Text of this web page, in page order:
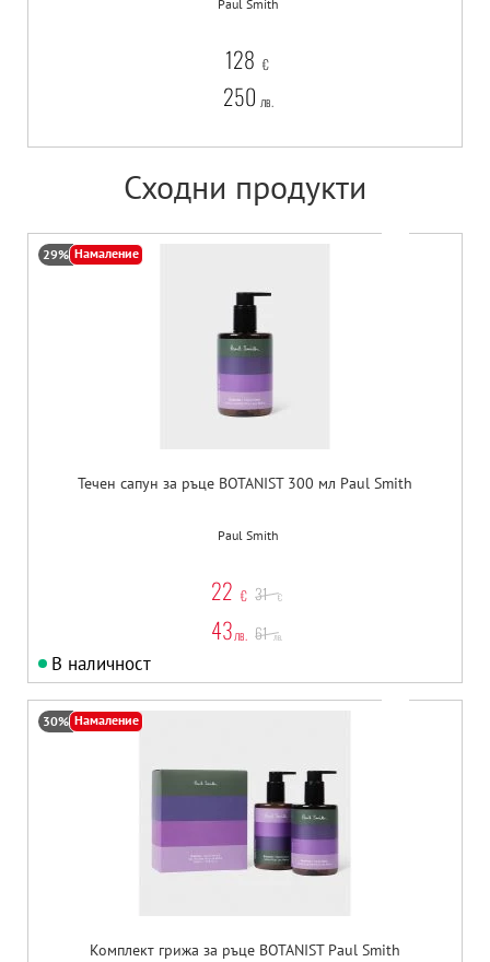
Paul Smith
128 €
250 лв.
Сходни продукти
29% Намаление
Течен сапун за ръце BOTANIST 300 мл Paul Smith
Paul Smith
22 € 31 €
43лв. 61 лв.
В наличност
30% Намаление
Комплект грижа за ръце BOTANIST Paul Smith